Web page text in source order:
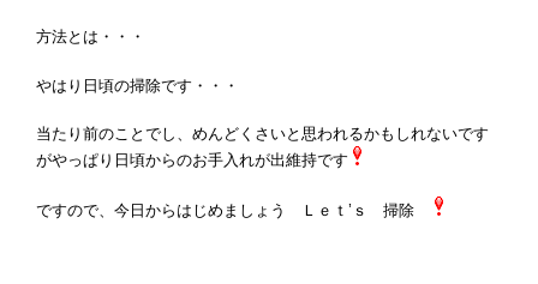
方法とは・・・
やはり日頃の掃除です・・・
当たり前のことでし、めんどくさいと思われるかもしれないです
がやっぱり日頃からのお手入れが出維持です
ですので、今日からはじめましょう Ｌｅｔ’ｓ 掃除